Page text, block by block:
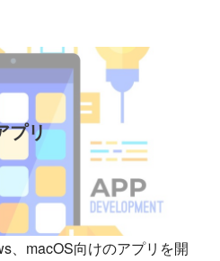
プリ
、macOS向けのアプリを開